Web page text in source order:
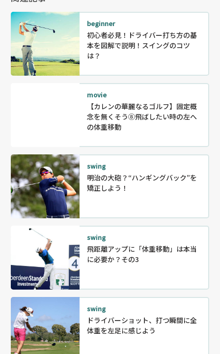
beginner
初心者必見！ドライバー打ち方の基
本を図解で説明！スイングのコツ
は？
movie
【カレンの華麗なるゴルフ】固定概
念を無くそう⑧飛ばしたい時の左へ
の体重移動
swing
明治の大砲？“ハンギングバック”を
矯正しよう！
swing
飛距離アップに「体重移動」は本当
に必要か？その3
swing
ドライバーショット、打つ瞬間に全
体重を左足に感じよう